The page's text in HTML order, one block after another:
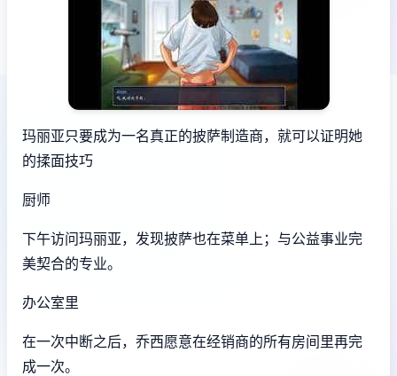
玛丽亚只要成为一名真正的披萨制造商，就可以证明她
的揉面技巧
厨师
下午访问玛丽亚，发现披萨也在菜单上；与公益事业完
美契合的专业。
办公室里
在一次中断之后，乔西愿意在经销商的所有房间里再完
成一次。